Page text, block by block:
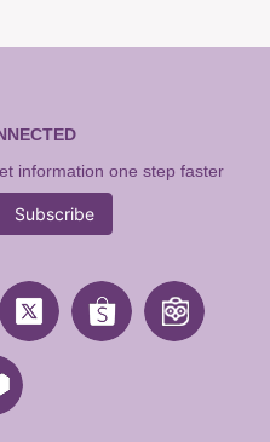
information one step faster
Subscribe